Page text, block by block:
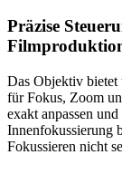
Präzise
Das Objektiv bietet
für Fokus, Zoom
exakt anpassen
Innenfokussierung
Fokussieren nicht